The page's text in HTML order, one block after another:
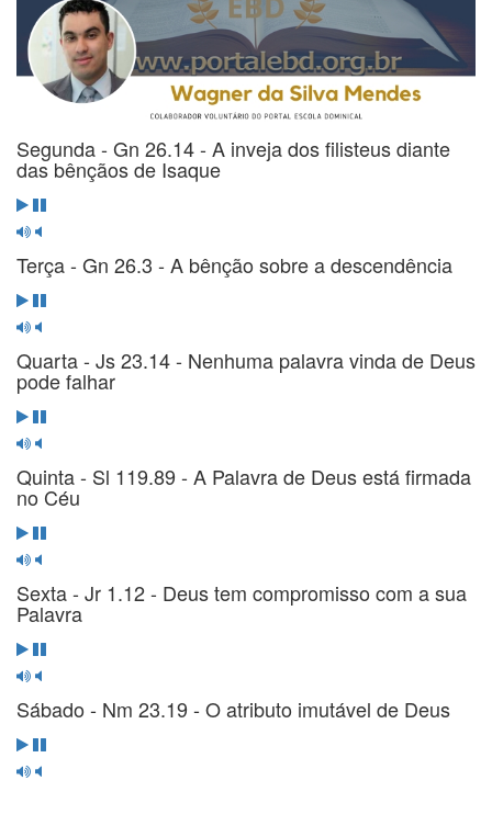
Segunda - Gn 26.14 - A inveja dos filisteus diante
das bênçãos de Isaque
Terça - Gn 26.3 - A bênção sobre a descendência
Quarta - Js 23.14 - Nenhuma palavra vinda de Deus
pode falhar
Quinta - Sl 119.89 - A Palavra de Deus está firmada
no Céu
Sexta - Jr 1.12 - Deus tem compromisso com a sua
Palavra
Sábado - Nm 23.19 - O atributo imutável de Deus